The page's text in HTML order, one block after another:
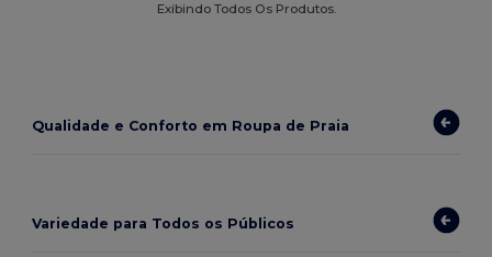
Exibindo Todos Os Produtos.
Qualidade e Conforto em Roupa de Praia
Variedade para Todos os Públicos